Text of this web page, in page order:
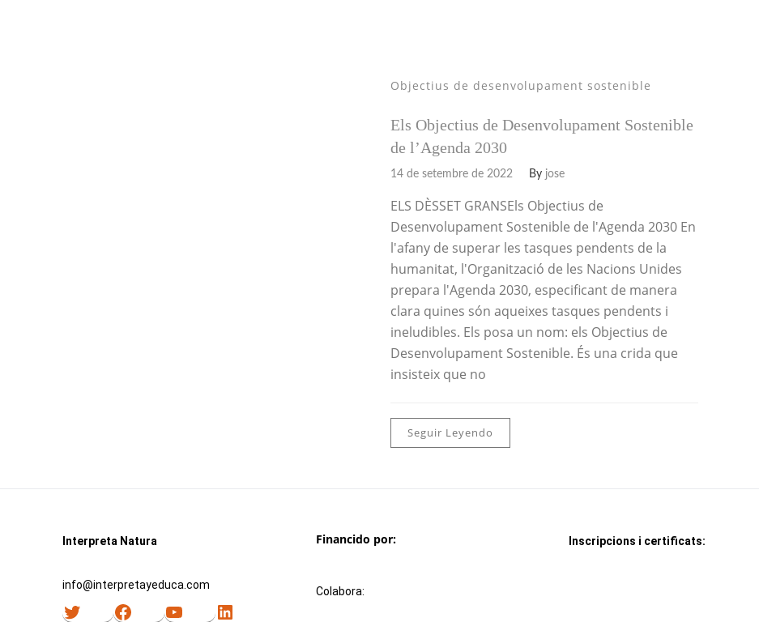
Objectius de desenvolupament sostenible
Els Objectius de Desenvolupament Sostenible
de l’Agenda 2030
14 de setembre de 2022 By jose
ELS DÈSSET GRANSEls Objectius de
Desenvolupament Sostenible de l'Agenda 2030 En
l'afany de superar les tasques pendents de la
humanitat, l'Organització de les Nacions Unides
prepara l'Agenda 2030, especificant de manera
clara quines són aqueixes tasques pendents i
ineludibles. Els posa un nom: els Objectius de
Desenvolupament Sostenible. És una crida que
insisteix que no
Seguir Leyendo
Interpreta Natura
info@interpretayeduca.com
TwitterFacebookYouTubeLinkedIn
Financido por:
Colabora:
Inscripcions i certificats: